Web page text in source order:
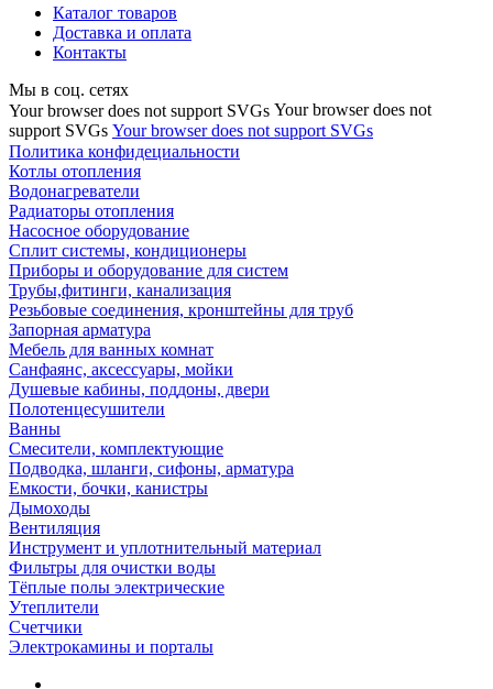
Каталог товаров
Доставка и оплата
Контакты
Мы в соц. сетях
Your browser does not support SVGs Your browser does not
support SVGs Your browser does not support SVGs
Политика конфидециальности
Котлы отопления
Водонагреватели
Радиаторы отопления
Насосное оборудование
Сплит системы, кондиционеры
Приборы и оборудование для систем
Трубы,фитинги, канализация
Резьбовые соединения, кронштейны для труб
Запорная арматура
Мебель для ванных комнат
Санфаянс, аксессуары, мойки
Душевые кабины, поддоны, двери
Полотенцесушители
Ванны
Смесители, комплектующие
Подводка, шланги, сифоны, арматура
Емкости, бочки, канистры
Дымоходы
Вентиляция
Инструмент и уплотнительный материал
Фильтры для очистки воды
Тёплые полы электрические
Утеплители
Счетчики
Электрокамины и порталы